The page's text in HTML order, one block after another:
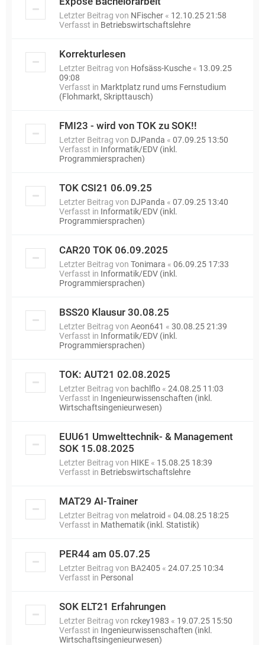
Letzter Beitrag von NFischer « 12.10.25 21:58
Verfasst in Betriebswirtschaftslehre
Korrekturlesen
Letzter Beitrag von Hofsäss-Kusche « 13.09.25
09:08
Verfasst in Marktplatz rund ums Fernstudium
(Flohmarkt, Skripttausch)
FMI23 - wird von TOK zu SOK!!
Letzter Beitrag von DJPanda « 07.09.25 13:50
Verfasst in Informatik/EDV (inkl.
Programmiersprachen)
TOK CSI21 06.09.25
Letzter Beitrag von DJPanda « 07.09.25 13:40
Verfasst in Informatik/EDV (inkl.
Programmiersprachen)
CAR20 TOK 06.09.2025
Letzter Beitrag von Tonimara « 06.09.25 17:33
Verfasst in Informatik/EDV (inkl.
Programmiersprachen)
BSS20 Klausur 30.08.25
Letzter Beitrag von Aeon641 « 30.08.25 21:39
Verfasst in Informatik/EDV (inkl.
Programmiersprachen)
TOK: AUT21 02.08.2025
Letzter Beitrag von bachlflo « 24.08.25 11:03
Verfasst in Ingenieurwissenschaften (inkl.
Wirtschaftsingenieurwesen)
EUU61 Umwelttechnik- & Management
SOK 15.08.2025
Letzter Beitrag von HIKE « 15.08.25 18:39
Verfasst in Betriebswirtschaftslehre
MAT29 AI-Trainer
Letzter Beitrag von melatroid « 04.08.25 18:25
Verfasst in Mathematik (inkl. Statistik)
PER44 am 05.07.25
Letzter Beitrag von BA2405 « 24.07.25 10:34
Verfasst in Personal
SOK ELT21 Erfahrungen
Letzter Beitrag von rckey1983 « 19.07.25 15:50
Verfasst in Ingenieurwissenschaften (inkl.
Wirtschaftsingenieurwesen)